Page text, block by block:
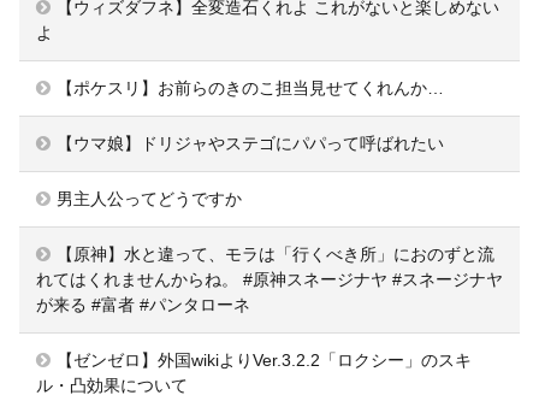
【ウィズダフネ】全変造石くれよ これがないと楽しめない
よ
【ポケスリ】お前らのきのこ担当見せてくれんか…
【ウマ娘】ドリジャやステゴにパパって呼ばれたい
男主人公ってどうですか
【原神】水と違って、モラは「行くべき所」におのずと流
れてはくれませんからね。 #原神スネージナヤ #スネージナヤ
が来る #富者 #パンタローネ
【ゼンゼロ】外国wikiよりVer.3.2.2「ロクシー」のスキ
ル・凸効果について